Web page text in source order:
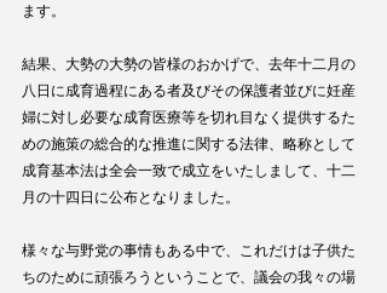
ます。
結果、大勢の大勢の皆様のおかげで、去年十二月の
八日に成育過程にある者及びその保護者並びに妊産
婦に対し必要な成育医療等を切れ目なく提供するた
めの施策の総合的な推進に関する法律、略称として
成育基本法は全会一致で成立をいたしまして、十二
月の十四日に公布となりました。
様々な与野党の事情もある中で、これだけは子供た
ちのために頑張ろうということで、議会の我々の場